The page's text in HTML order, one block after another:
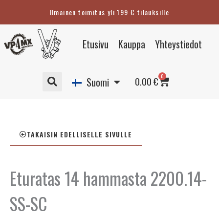
Ilmainen toimitus yli 199 € tilauksille
Etusivu Kauppa Yhteystiedot
Suomi
English
Deutsch
0.00€ 0
Cart
TAKAISIN EDELLISELLE SIVULLE
Eturatas 14 hammasta 2200.14-
SS-SC